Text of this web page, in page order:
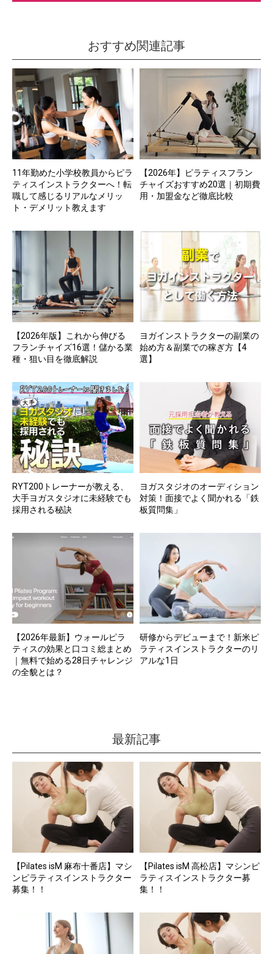
おすすめ関連記事
11年勤めた小学校教員からピラ
ティスインストラクターへ！転
職して感じるリアルなメリッ
ト・デメリット教えます
【2026年】ピラティスフラン
チャイズおすすめ20選｜初期費
用・加盟金など徹底比較
【2026年版】これから伸びる
フランチャイズ16選！儲かる業
種・狙い目を徹底解説
ヨガインストラクターの副業の
始め方＆副業での稼ぎ方【4
選】
RYT200トレーナーが教える、
大手ヨガスタジオに未経験でも
採用される秘訣
ヨガスタジオのオーディション
対策！面接でよく聞かれる「鉄
板質問集」
【2026年最新】ウォールピラ
ティスの効果と口コミ総まとめ
｜無料で始める28日チャレンジ
の全貌とは？
研修からデビューまで！新米ピ
ラティスインストラクターのリ
アルな1日
最新記事
【Pilates isM 麻布十番店】マシ
ンピラティスインストラクター
募集！！
【Pilates isM 高松店】マシンピ
ラティスインストラクター募
集！！